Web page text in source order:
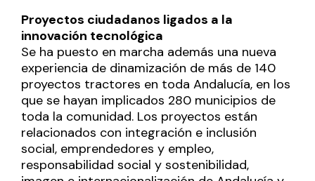
Proyectos ciudadanos ligados a la
innovación tecnológica
Se ha puesto en marcha además una nueva
experiencia de dinamización de más de 140
proyectos tractores en toda Andalucía, en los
que se hayan implicados 280 municipios de
toda la comunidad. Los proyectos están
relacionados con integración e inclusión
social, emprendedores y empleo,
responsabilidad social y sostenibilidad,